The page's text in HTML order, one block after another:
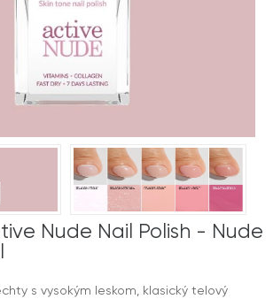
Nude Nail Polish - Nude
s vysokým leskom, klasický telový